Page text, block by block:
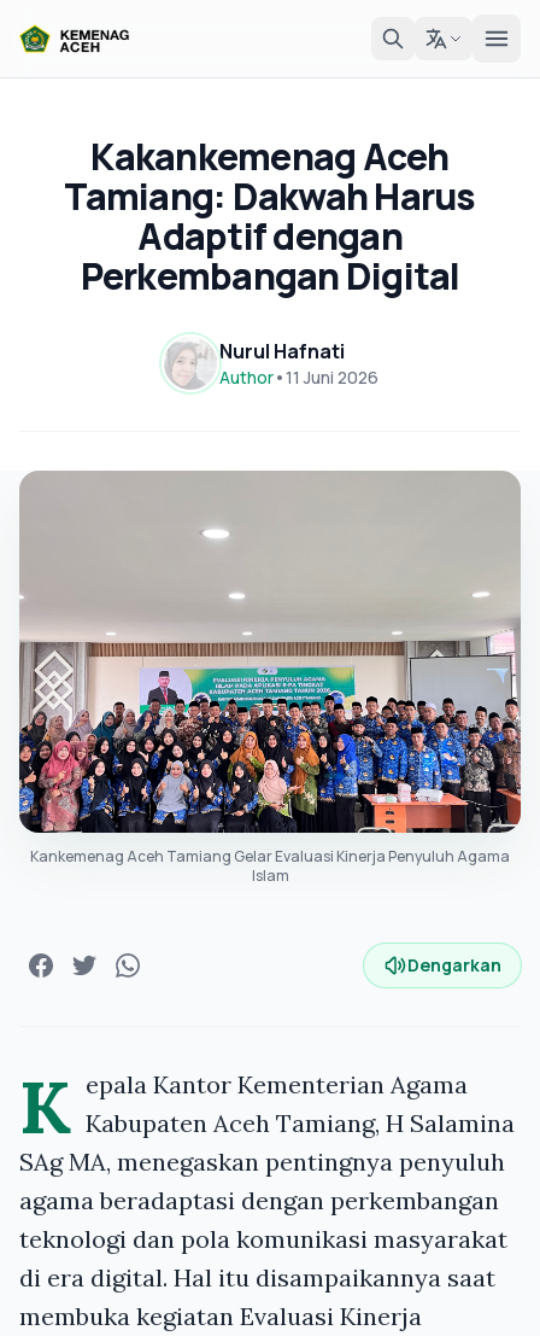
Kakankemenag Aceh
Tamiang: Dakwah Harus
Adaptif dengan
Perkembangan Digital
Nurul Hafnati
Author•11 Juni 2026
Kankemenag Aceh Tamiang Gelar Evaluasi Kinerja Penyuluh Agama
Islam
Dengarkan
K epala Kantor Kementerian Agama
Kabupaten Aceh Tamiang, H Salamina
SAg MA, menegaskan pentingnya penyuluh
agama beradaptasi dengan perkembangan
teknologi dan pola komunikasi masyarakat
di era digital. Hal itu disampaikannya saat
membuka kegiatan Evaluasi Kinerja